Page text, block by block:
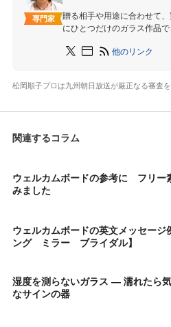
専門家
贈る相手や用途に合わせて
にひとつだけのガラス作品
他のリンク
松岡順子プロは九州朝日放送が厳正なる審査
関連するコラム
ウェルカムボードの参考に フリー
みました
ウェルカムボードの英文メッセー
ング ミラー ブライダル】
湿度を測らないガラス ― 濡れたら
なサインの器